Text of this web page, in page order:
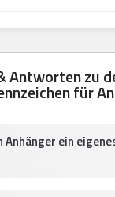
Antworten zu
für
Anhänger ein